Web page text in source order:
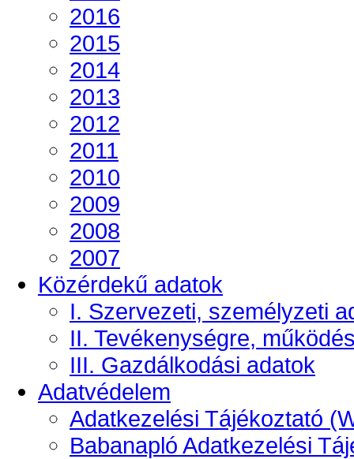
2016
2015
2014
2013
2012
2011
2010
2009
2008
2007
Közérdekű adatok
I. Szervezeti, személyzeti
II. Tevékenységre,
III. Gazdálkodási adatok
Adatvédelem
Adatkezelési Tájékoztató
Babanapló Adatkezelési